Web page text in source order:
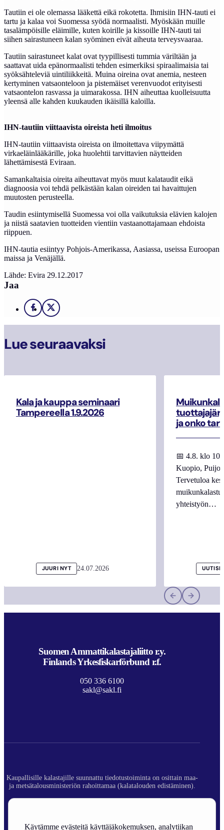
Käytämme evästeitä käyttäjäkokemuksen, analytiikan
Tautiin ei ole olemassa lääkettä eikä rokotetta. Ihmisiin IHN-tauti ei
tartu ja kalaa voi Suomessa syödä normaalisti. Myöskään muille
tasalämpöisille eläimille, kuten koirille ja kissoille IHN-tauti tai
siihen sairastuneen kalan syöminen eivät aiheuta terveysvaaraa.
Tautiin sairastuneet kalat ovat tyypillisesti tummia väriltään ja
saattavat uida epänormaalisti tehden esimerkiksi spiraalimaisia tai
syöksähteleviä uintiliikkeitä. Muina oireina ovat anemia, nesteen
kertyminen vatsaonteloon ja pistemäiset verenvuodot erityisesti
vatsaontelon rasvassa ja uimarakossa. IHN aiheuttaa kuolleisuutta
yleensä alle kahden kuukauden ikäisillä kaloilla.
IHN-tautiin viittaavista oireista heti ilmoitus
IHN-tautiin viittaavista oireista on ilmoitettava viipymättä
virkaeläinlääkärille, joka huolehtii tarvittavien näytteiden
lähettämisestä Eviraan.
Samankaltaisia oireita aiheuttavat myös muut kalataudit eikä
diagnoosia voi tehdä pelkästään kalan oireiden tai havaittujen
muutosten perusteella.
Taudin esiintymisellä Suomessa voi olla vaikutuksia elävien kalojen
ja niistä saatavien tuotteiden vientiin vastaanottajamaan ehdoista
riippuen.
IHN-tautia esiintyy Pohjois-Amerikassa, Aasiassa, useissa Euroopan
maissa ja Venäjällä.
Lähde: Evira 29.12.2017
Jaa
Facebook
X
Lue seuraavaksi
Kala ja kauppa seminaari
Tampereella 1.9.2026
JUURI NYT 24.07.2026
ja onko
📅 4.8. klo
Kuopio,
Tervetuloa
yhteistyön…
Suomen Ammattikalastajaliitto r.y.
Finlands Yrkesfiskarförbund r.f.
050 336 6100
sakl@sakl.fi
Kaupallisille kalastajille suunnattu tiedotustoiminta on osittain maa-
ja metsätalousministeriön rahoittamaa (kalatalouden edistäminen).
Rekisteriseloste